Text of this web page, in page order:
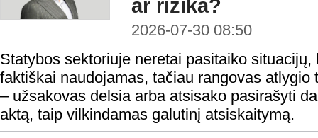
ar rizika?
2026-07-30 08:50
Statybos sektoriuje neretai pasitaiko
faktiškai naudojamas, tačiau rangovas
– užsakovas delsia arba atsisako pasirašyti
aktą, taip vilkindamas galutinį atsiskaitymą.